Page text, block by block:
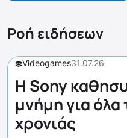
Ροή ειδήσεων
Videogames31.07.26
Η Sony
μνήμη για όλα
χρονιάς